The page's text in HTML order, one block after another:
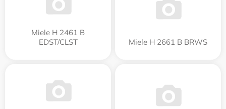
Miele H 2461 B
EDST/CLST
Miele H 2661 B BRWS